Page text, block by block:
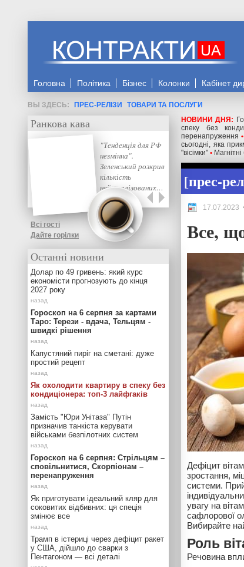
Головна Політика Бізнес Колонки Кабінет
ПРЕС-РЕЛІЗИ
ТОВАРИ ТА ПОСЛУГИ
НОВИНИ ДНЯ:
спеку без
перенапруження •
сьогодні, яка
"вісімки" •
прес-
17.07.2023
Все,
Дефіцит
зростання,
системи.
увагу на
сафлорової
Вибирайте
Роль
Речовина
Ранкова кава
"Тенденція для РФ
незмінна".
Зеленський розкрив
кількість
нейтралізованих…
Всі гості
Дайте горілки
Останні новини
Долар по 49 гривень: який курс
економісти прогнозують до кінця
2027 року
Гороскоп на 6 серпня за картами
Таро: Терези - вдача, Тельцям -
швидкі рішення
Капустяний пиріг на сметані: дуже
простий рецепт
Як охолодити квартиру в спеку без
кондиціонера: топ-3 лайфгаків
Замість "Юри Унітаза" Путін
призначив танкіста керувати
військами безпілотних систем
Гороскоп на 6 серпня: Стрільцям –
сповільнитися, Скорпіонам –
перенапруження
Як приготувати ідеальний кляр для
соковитих відбивних: ця спеція
змінює все
Трамп в істериці через дефіцит ракет
у США, дійшло до сварки з
Пентагоном — всі деталі